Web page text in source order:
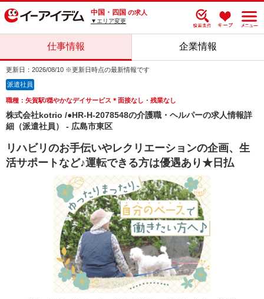
中国・四国 の求人
▼エリア変更
仕事情報 企業情報
更新日：2026/08/10 ※更新日時点の最新情報です
派遣社員
職種：矢賀駅/穏やかなデイサービス＊面接なし・残業なし
株式会社kotrio /●HR-H-2078548の介護職・ヘルパーの求人情報詳
細（派遣社員） - 広島市東区
リハビリのお手伝いやレクリエーションの企画、生
活サポートなど♪運転できる方は優遇あり★日払